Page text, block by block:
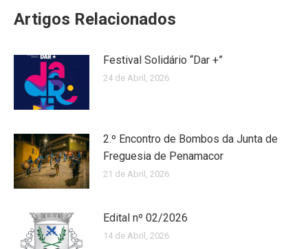
Artigos Relacionados
Festival Solidário “Dar +”
24 de Abril, 2026
2.º Encontro de Bombos da Junta de
Freguesia de Penamacor
21 de Abril, 2026
Edital nº 02/2026
14 de Abril, 2026